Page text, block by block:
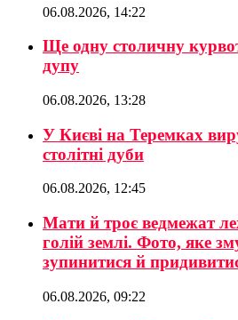
06.08.2026, 14:22
Ще одну столичну
дупу
06.08.2026, 13:28
У Києві на Теремках
столітні дуби
06.08.2026, 12:45
Мати й троє ведмежат
голій землі. Фото, яке
зупинитися й
06.08.2026, 09:22